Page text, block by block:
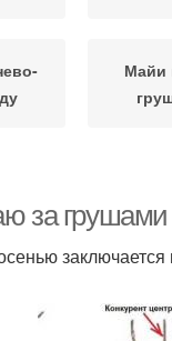
Майи
за